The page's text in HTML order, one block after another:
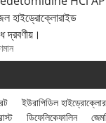
হাইড্রোক্লোরাইড
দ্রবণীয়।
ইউরাপিডিল
ডিফেলিকেফালিন